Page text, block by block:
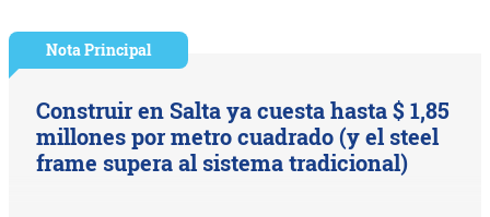
Nota Principal
Construir en Salta ya cuesta hasta $ 1,85
millones por metro cuadrado (y el steel
frame supera al sistema tradicional)